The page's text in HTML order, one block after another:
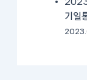
기일